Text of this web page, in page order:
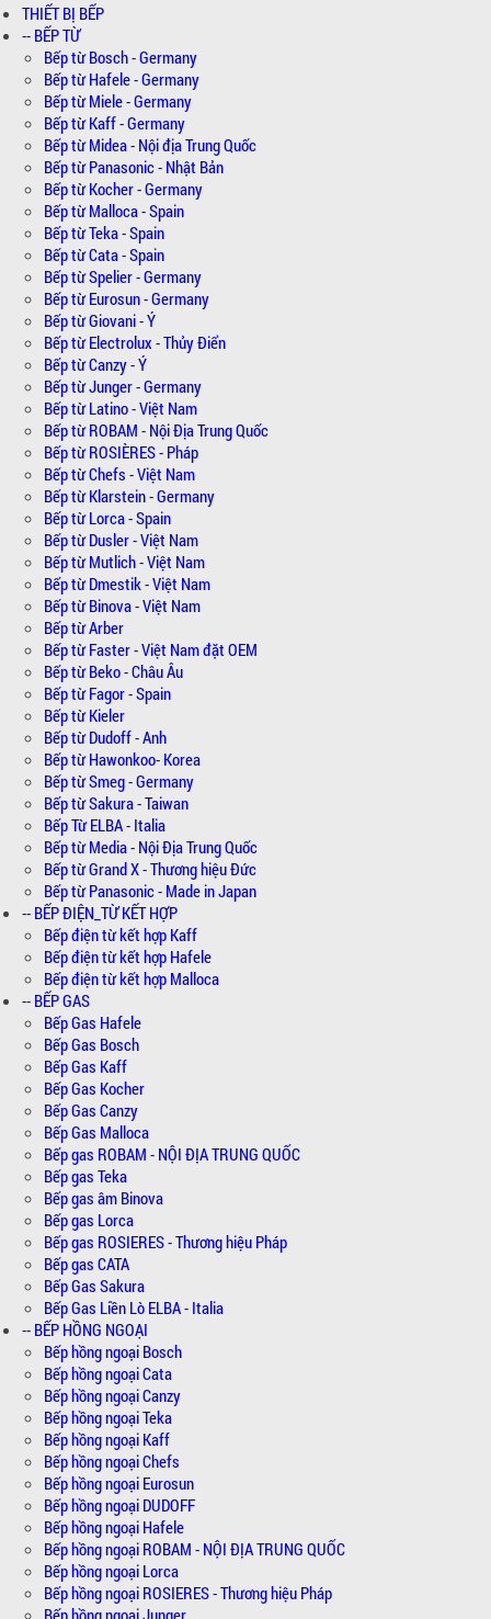
THIẾT BỊ BẾP
-- BẾP TỪ
Bếp từ Bosch - Germany
Bếp từ Hafele - Germany
Bếp từ Miele - Germany
Bếp từ Kaff - Germany
Bếp từ Midea - Nội địa Trung Quốc
Bếp từ Panasonic - Nhật Bản
Bếp từ Kocher - Germany
Bếp từ Malloca - Spain
Bếp từ Teka - Spain
Bếp từ Cata - Spain
Bếp từ Spelier - Germany
Bếp từ Eurosun - Germany
Bếp từ Giovani - Ý
Bếp từ Electrolux - Thủy Điển
Bếp từ Canzy - Ý
Bếp từ Junger - Germany
Bếp từ Latino - Việt Nam
Bếp từ ROBAM - Nội Địa Trung Quốc
Bếp từ ROSIÈRES - Pháp
Bếp từ Chefs - Việt Nam
Bếp từ Klarstein - Germany
Bếp từ Lorca - Spain
Bếp từ Dusler - Việt Nam
Bếp từ Mutlich - Việt Nam
Bếp từ Dmestik - Việt Nam
Bếp từ Binova - Việt Nam
Bếp từ Arber
Bếp từ Faster - Việt Nam đặt OEM
Bếp từ Beko - Châu Âu
Bếp từ Fagor - Spain
Bếp từ Kieler
Bếp từ Dudoff - Anh
Bếp từ Hawonkoo- Korea
Bếp từ Smeg - Germany
Bếp từ Sakura - Taiwan
Bếp Từ ELBA - Italia
Bếp từ Media - Nội Địa Trung Quốc
Bếp từ Grand X - Thương hiệu Đức
Bếp từ Panasonic - Made in Japan
-- BẾP ĐIỆN_TỪ KẾT HỢP
Bếp điện từ kết hợp Kaff
Bếp điện từ kết hợp Hafele
Bếp điện từ kết hợp Malloca
-- BẾP GAS
Bếp Gas Hafele
Bếp Gas Bosch
Bếp Gas Kaff
Bếp Gas Kocher
Bếp Gas Canzy
Bếp Gas Malloca
Bếp gas ROBAM - NỘI ĐỊA TRUNG QUỐC
Bếp gas Teka
Bếp gas âm Binova
Bếp gas Lorca
Bếp gas ROSIERES - Thương hiệu Pháp
Bếp gas CATA
Bếp Gas Sakura
Bếp Gas Liền Lò ELBA - Italia
-- BẾP HỒNG NGOẠI
Bếp hồng ngoại Bosch
Bếp hồng ngoại Cata
Bếp hồng ngoại Canzy
Bếp hồng ngoại Teka
Bếp hồng ngoại Kaff
Bếp hồng ngoại Chefs
Bếp hồng ngoại Eurosun
Bếp hồng ngoại DUDOFF
Bếp hồng ngoại Hafele
Bếp hồng ngoại ROBAM - NỘI ĐỊA TRUNG QUỐC
Bếp hồng ngoại Lorca
Bếp hồng ngoại ROSIERES - Thương hiệu Pháp
Bếp hồng ngoại Junger